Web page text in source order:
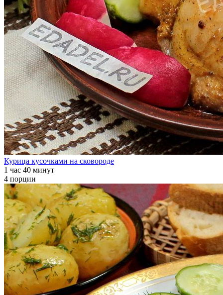
Курица кусочками на сковороде
1 час 40 минут
4 порции